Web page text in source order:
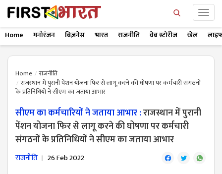
Home मनोरंजन बिज़नेस भारत राजनीति वेब स्टोरीज खेल
Home
राजनीति
राजस्थान में पुरानी पेंशन योजना फिर से लागू करने की घोषणा पर कर्मचारी संगठनों
के प्रतिनिधियों ने सीएम का जताया आभार
सीएम का कर्मचारियों ने जताया आभार :राजस्थान में पुरानी
पेंशन योजना फिर से लागू करने की घोषणा पर कर्मचारी
संगठनों के प्रतिनिधियों ने सीएम का जताया आभार
राजनीति 26 Feb 2022